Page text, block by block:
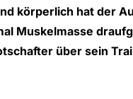
körperlich hat der
Muskelmasse
über sein